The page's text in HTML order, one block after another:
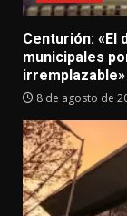
Centurión:
municipales
irremplazable»
8 de agosto de